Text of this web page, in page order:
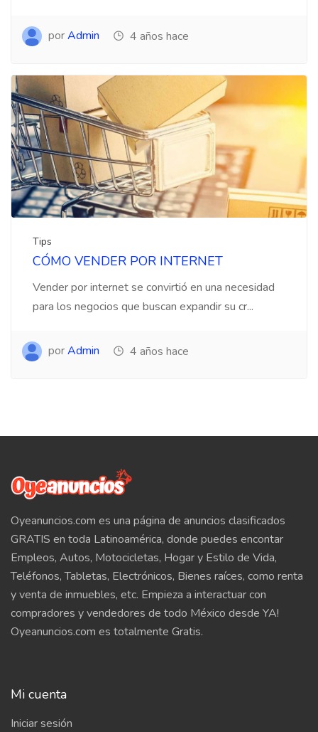
porAdmin 4 años hace
Tips
CÓMO VENDER POR INTERNET
Vender por internet se convirtió en una necesidad
para los negocios que buscan expandir su cr...
porAdmin 4 años hace
Oyeanuncios.com es una página de anuncios clasificados
GRATIS en toda Latinoamérica, donde puedes encontar
Empleos, Autos, Motocicletas, Hogar y Estilo de Vida,
Teléfonos, Tabletas, Electrónicos, Bienes raíces, como renta
y venta de inmuebles, etc. Empieza a interactuar con
compradores y vendedores de todo México desde YA!
Oyeanuncios.com es totalmente Gratis.
Mi cuenta
Iniciar sesión